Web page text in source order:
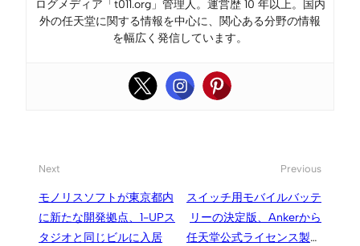
ログメディア「t011.org」管理人。運営歴 10 年以上。国内
外の任天堂に関する情報を中心に、関心ある分野の情報
を幅広く発信しています。
Next
モノリスソフトが東京都内
に新たな開発拠点、1-UPス
タジオと同じビルに入居
Previous
スイッチ用モバイルバッテ
リーの決定版、Ankerから
任天堂公式ライセンス製品